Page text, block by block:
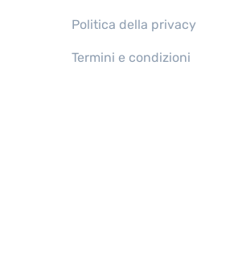
Politica della privacy
Termini e condizioni